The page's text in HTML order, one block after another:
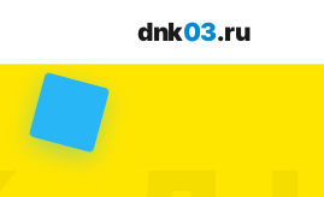
dnk03.ru